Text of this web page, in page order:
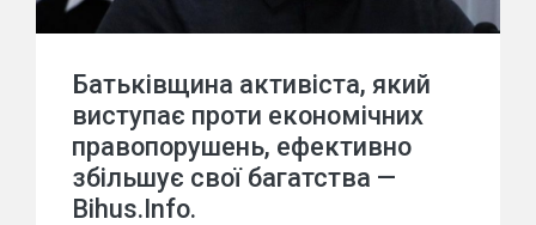
Батьківщина активіста, який
виступає проти економічних
правопорушень, ефективно
збільшує свої багатства —
Bihus.Info.